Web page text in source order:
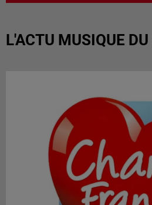
L'ACTU MUSIQUE